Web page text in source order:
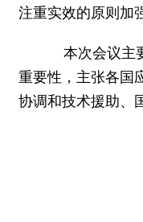
注重实效的原则加
本次会议主要
重要性，主张各国
协调和技术援助、